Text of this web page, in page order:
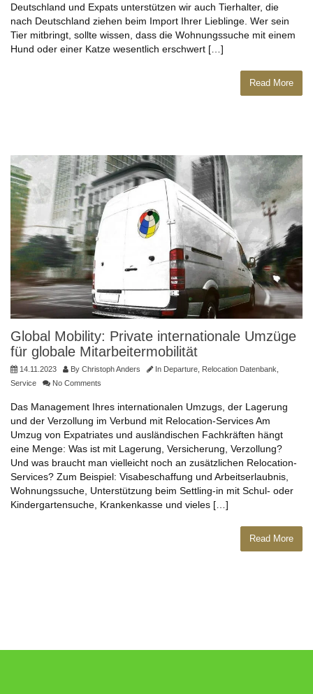
Deutschland und Expats unterstützen wir auch Tierhalter, die
nach Deutschland ziehen beim Import Ihrer Lieblinge. Wer sein
Tier mitbringt, sollte wissen, dass die Wohnungssuche mit einem
Hund oder einer Katze wesentlich erschwert […]
Read More
Global Mobility: Private internationale Umzüge
für globale Mitarbeitermobilität
14.11.2023 By Christoph Anders In Departure Relocation Datenbank
Service
No Comments
Das Management Ihres internationalen Umzugs, der Lagerung
und der Verzollung im Verbund mit Relocation-Services Am
Umzug von Expatriates und ausländischen Fachkräften hängt
eine Menge: Was ist mit Lagerung, Versicherung, Verzollung?
Und was braucht man vielleicht noch an zusätzlichen Relocation-
Services? Zum Beispiel: Visabeschaffung und Arbeitserlaubnis,
Wohnungssuche, Unterstützung beim Settling-in mit Schul- oder
Kindergartensuche, Krankenkasse und vieles […]
Read More